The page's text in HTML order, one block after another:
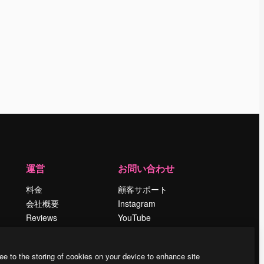
運営
料金
会社概要
Reviews
ブログ
お問い合わせ
顧客サポート
Instagram
YouTube
Discord
to the storing of cookies on your device to enhance site